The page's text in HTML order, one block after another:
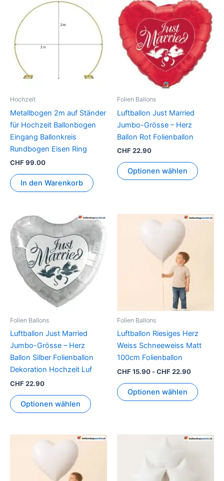
Hochzeit
Metallbogen 2m auf Ständer
für Hochzeit Ballonbogen
Eingang Ballonkreis
Rundbogen Eisen Ring
CHF99.00
In den Warenkorb
Folien Ballons
Luftballon Just Married
Jumbo-Grösse – Herz
Ballon Rot Folienballon
CHF22.90
Optionen wählen
Folien Ballons
Luftballon Just Married
Jumbo-Grösse – Herz
Ballon Silber Folienballon
Dekoration Hochzeit Luf
CHF22.90
Optionen wählen
Folien Ballons
Luftballon Riesiges Herz
Weiss Schneeweiss Matt
100cm Folienballon
CHF15.90 -CHF22.90
Optionen wählen